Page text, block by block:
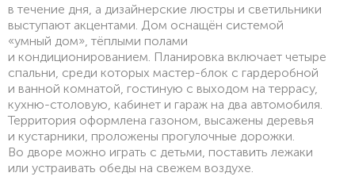
в течение дня, а дизайнерские люстры и светильники
выступают акцентами. Дом оснащён системой
«умный дом», тёплыми полами
и кондиционированием. Планировка включает четыре
спальни, среди которых мастер-блок с гардеробной
и ванной комнатой, гостиную с выходом на террасу,
кухню-столовую, кабинет и гараж на два автомобиля.
Территория оформлена газоном, высажены деревья
и кустарники, проложены прогулочные дорожки.
Во дворе можно играть с детьми, поставить лежаки
или устраивать обеды на свежем воздухе.